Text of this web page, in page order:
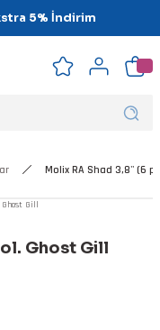
5% İndirim
Molix RA Shad 3,8'' (6
Ghost Gill